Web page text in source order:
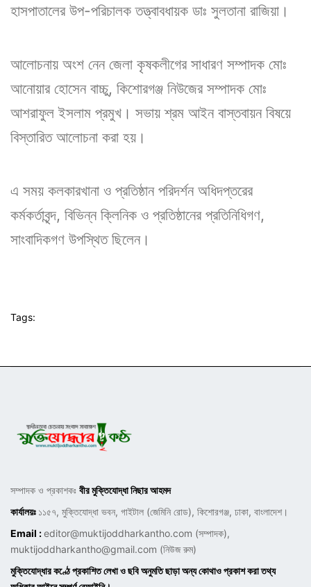
হাসপাতালের উপ-পরিচালক তত্ত্বাবধায়ক ডাঃ সুলতানা রাজিয়া।
আলোচনায় অংশ নেন জেলা কৃষকলীগের সাধারণ সম্পাদক মোঃ
আনোয়ার হোসেন বাচ্চু, কিশোরগঞ্জ নিউজের সম্পাদক মোঃ
আশরাফুল ইসলাম প্রমুখ। সভায় শ্রম আইন বাস্তবায়ন বিষয়ে
বিস্তারিত আলোচনা করা হয়।
এ সময় কলকারখানা ও প্রতিষ্ঠান পরিদর্শন অধিদপ্তরের
কর্মকর্তাবৃন্দ, বিভিন্ন ক্লিনিক ও প্রতিষ্ঠানের প্রতিনিধিগণ,
সাংবাদিকগণ উপস্থিত ছিলেন।
Tags:
সম্পাদক ও প্রকাশকঃ বীর মুক্তিযোদ্ধা নিছার আহমদ
কার্যালয়ঃ ১১৫৭, মুক্তিযোদ্ধা ভবন, গাইটাল (জেমিনি রোড), কিশোরগঞ্জ, ঢাকা, বাংলাদেশ।
Email :editor@muktijoddharkantho.com (সম্পাদক),
muktijoddharkantho@gmail.com (নিউজ রুম)
মুক্তিযোদ্ধার কণ্ঠে প্রকাশিত লেখা ও ছবি অনুমতি ছাড়া অন্য কোথাও প্রকাশ করা তথ্য